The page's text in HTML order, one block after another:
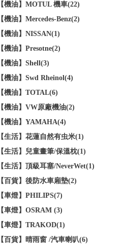
【機油】MOTUL 機車(22)
【機油】Mercedes-Benz(2)
【機油】NISSAN(1)
【機油】Presotne(2)
【機油】Shell(3)
【機油】Swd Rheinol(4)
【機油】TOTAL(6)
【機油】VW原廠機油(2)
【機油】YAMAHA(4)
【生活】花蓮自然有虫米(1)
【生活】兒童畫筆/保溫枕(1)
【生活】頂級耳塞/NeverWet(1)
【百貨】後防水車廂墊(2)
【車燈】PHILIPS(7)
【車燈】OSRAM (3)
【車燈】TRAKOD(1)
【百貨】晴雨窗 /汽車喇叭(6)